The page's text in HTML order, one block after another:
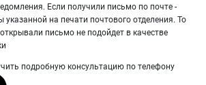
Если получили письмо по почте -
указанной на печати почтового отделения. То
письмо не подойдет в качестве
подробную консультацию по телефону